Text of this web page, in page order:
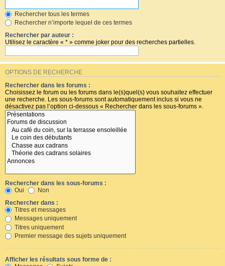
Rechercher tous les termes
Rechercher n’importe lequel de ces termes
Rechercher par auteur :
Utilisez le caractère « * » comme joker pour des recherches partielles.
OPTIONS DE RECHERCHE
Rechercher dans les forums :
Choisissez le forum ou les forums dans le(s)quel(s) vous souhaitez effectuer
une recherche. Les sous-forums sont automatiquement inclus si vous ne
désactivez pas l’option ci-dessous « Rechercher dans les sous-forums ».
Rechercher dans les sous-forums :
Oui
Non
Rechercher dans :
Titres et messages
Messages uniquement
Titres uniquement
Premier message des sujets uniquement
Afficher les résultats sous forme de :